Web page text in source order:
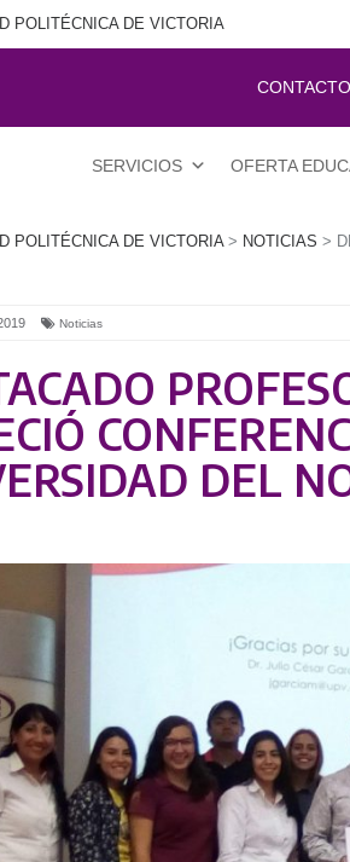
POLITÉCNICA DE VICTORIA
CONTACTO
SERVICIOS OFERTA
POLITÉCNICA DE VICTORIA> NOTICIAS >
Noticias
DEL